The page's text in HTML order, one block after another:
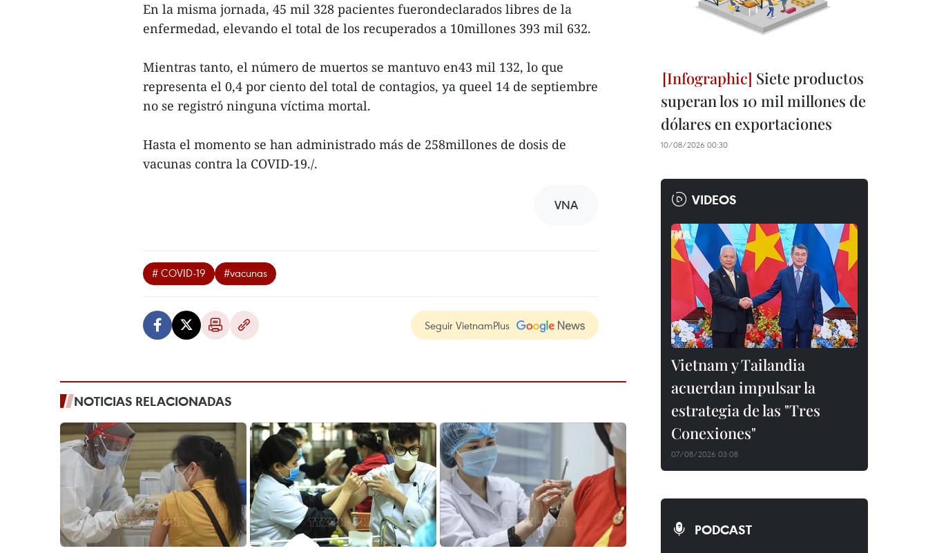
En la misma jornada, 45 mil 328 pacientes fuerondeclarados libres de la
enfermedad, elevando el total de los recuperados a 10millones 393 mil 632.
Mientras tanto, el número de muertos se mantuvo en43 mil 132, lo que
representa el 0,4 por ciento del total de contagios, ya queel 14 de septiembre
no se registró ninguna víctima mortal.
Hasta el momento se han administrado más de 258millones de dosis de
vacunas contra la COVID-19./.
VNA
# COVID-19 #vacunas
Seguir VietnamPlus
NOTICIAS RELACIONADAS
Siete productos
superan los 10 mil millones de
dólares en exportaciones
10/08/2026 00:30
VIDEOS
Vietnam y Tailandia
acuerdan impulsar la
estrategia de las "Tres
Conexiones"
07/08/2026 03:08
PODCAST